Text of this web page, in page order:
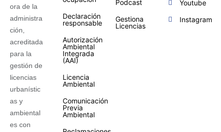
ora de la
administra
ción,
acreditada
para la
gestión de
licencias
urbanístic
as y
ambiental
es con
Declaración
responsable
Autorización
Ambiental
Integrada
(AAI)
Licencia
Ambiental
Comunicación
Previa
Ambiental
Podcast
Gestiona
Licencias
Youtube
Instagram